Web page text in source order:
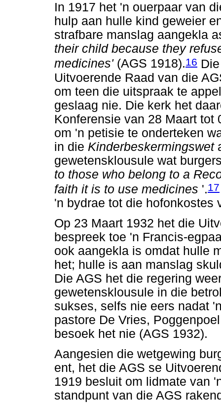
In 1917 het 'n ouerpaar van
hulp aan hulle kind geweier
strafbare manslag aangekla
their child because they
medicines'(AGS 1918).16
Uitvoerende Raad van die
om teen die uitspraak te
geslaag nie. Die kerk het
Konferensie van 28 Maart tot
om 'n petisie te onderteken
in die Kinderbeskermingswet
gewetensklousule wat
to those who belong to a
faith it is to use medicines '.17
'n bydrae tot die hofonkostes
Op 23 Maart 1932 het die
bespreek toe 'n Francis-
ook aangekla is omdat hulle
het; hulle is aan manslag
Die AGS het die regering
gewetensklousule in die
sukses, selfs nie eers nadat
pastore De Vries,
besoek het nie (AGS 1932).
Aangesien die wetgewing
ent, het die AGS se
1919 besluit om lidmate van
standpunt van die AGS